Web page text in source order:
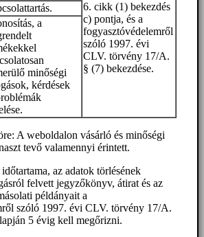
6. cikk (1) bekezdés
c) pontja, és a
fogyasztóvédelemről
szóló 1997. évi
CLV. törvény 17/A.
§ (7) bekezdése.
a
minőségi
kérdések
A weboldalon vásárló és minőségi
tevő valamennyi érintett.
az adatok törlésének
felvett jegyzőkönyv, átirat és az
példányait a
szóló 1997. évi CLV. törvény 17/A.
5 évig kell megőrizni.